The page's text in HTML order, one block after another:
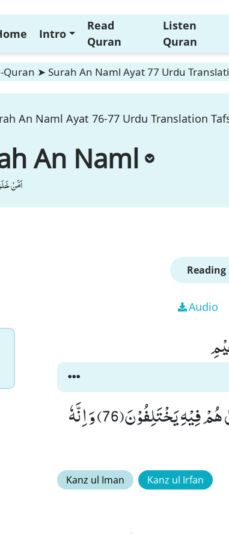
Intro
Read
Quran
Listen
Quran
Quran ➤ Surah An Naml Ayat 77 Urdu
An Naml Ayat 76-77 Urdu Translation
An Naml
اَمَّنْ
Reading
Audio
اِنَّ هٰذَا الْقُرْاٰنَ یَقُصُّ عَلٰى بَنِیْۤ اِسْرَآءِیْلَ اَكْثَرَ الَّذِیْ هُمْ فِیْهِ یَخْتَلِفُوْنَ(76) وَ اِنَّهٗ
Kanz ul Iman Kanz ul Irfan